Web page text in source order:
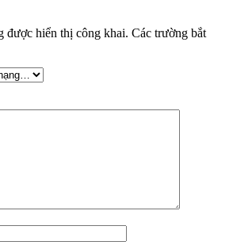
được hiển thị công khai. Các trường bắt